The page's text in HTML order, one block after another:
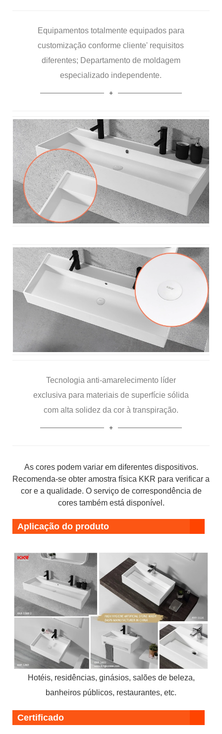
Equipamentos totalmente equipados para
customização conforme cliente' requisitos
diferentes; Departamento de moldagem
especializado independente.
Tecnologia anti-amarelecimento líder
exclusiva para materiais de superfície sólida
com alta solidez da cor à transpiração.
As cores podem variar em diferentes dispositivos.
Recomenda-se obter amostra física KKR para verificar a
cor e a qualidade. O serviço de correspondência de
cores também está disponível.
Aplicação do produto
Hotéis, residências, ginásios, salões de beleza,
banheiros públicos, restaurantes, etc.
Certificado